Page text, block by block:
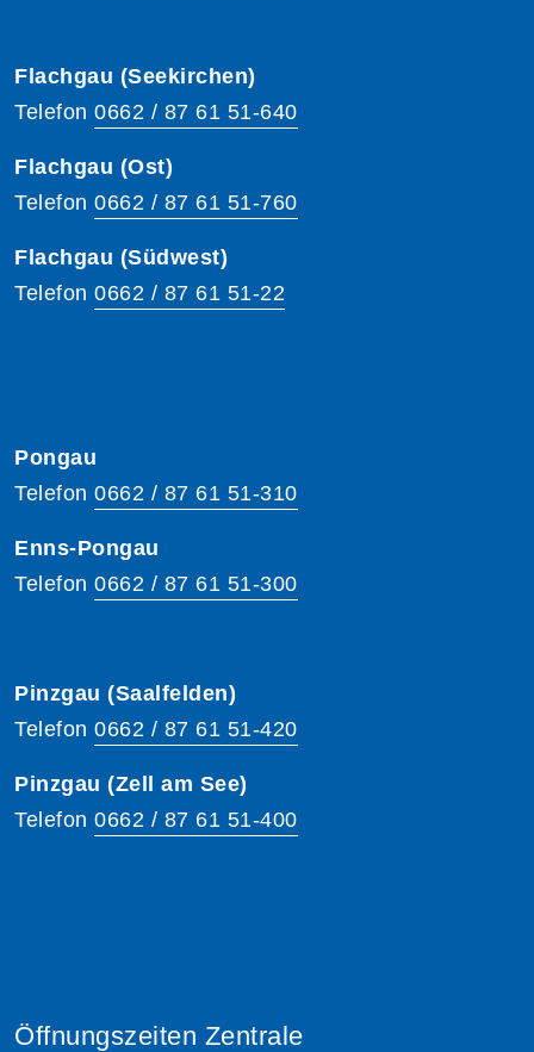
Flachgau (Seekirchen)
Telefon 0662 / 87 61 51-640
Flachgau (Ost)
Telefon 0662 / 87 61 51-760
Flachgau (Südwest)
Telefon 0662 / 87 61 51-22
Pongau
Telefon 0662 / 87 61 51-310
Enns-Pongau
Telefon 0662 / 87 61 51-300
Pinzgau (Saalfelden)
Telefon 0662 / 87 61 51-420
Pinzgau (Zell am See)
Telefon 0662 / 87 61 51-400
Öffnungszeiten Zentrale